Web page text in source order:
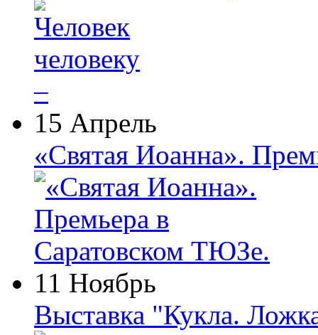
15 Апрель
«Святая Иоанна».
11 Ноябрь
Выставка "Кукла.